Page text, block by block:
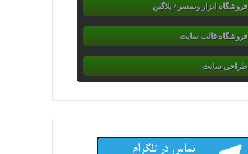
فروشگاه ابزار وبمسر / پلاگین
فروشگاه قالب سایت
طراحی سایت